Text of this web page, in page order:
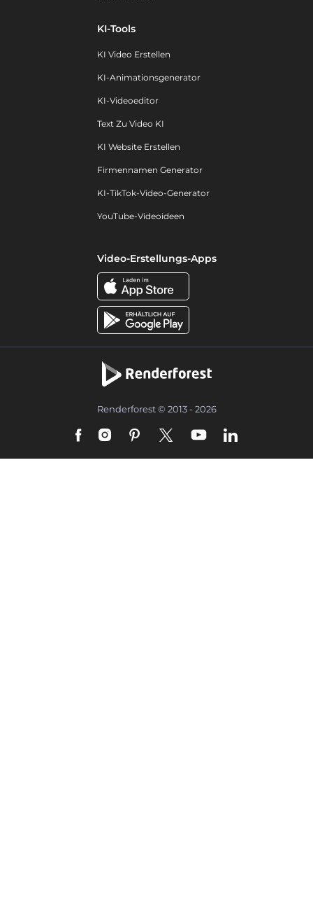
KI-Tools
KI Video Erstellen
KI-Animationsgenerator
KI-Videoeditor
Text Zu Video KI
KI Website Erstellen
Firmennamen Generator
KI-TikTok-Video-Generator
YouTube-Videoideen
Video-Erstellungs-Apps
Renderforest © 2013 - 2026